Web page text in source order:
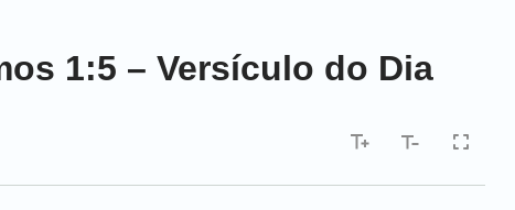
1:5 – Versículo do Dia